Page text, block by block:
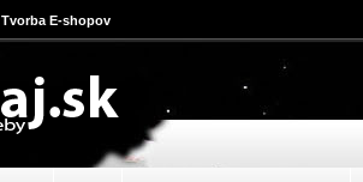
Tvorba E-shopov